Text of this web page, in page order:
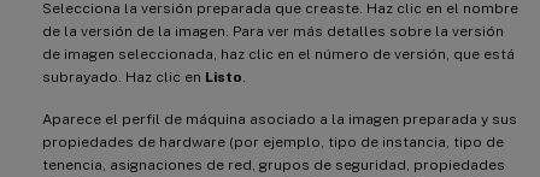
Selecciona la versión preparada que creaste. Haz clic en el nombre
de la versión de la imagen. Para ver más detalles sobre la versión
de imagen seleccionada, haz clic en el número de versión, que está
subrayado. Haz clic en Listo
Aparece el perfil de máquina asociado a la imagen preparada y sus
propiedades de hardware (por ejemplo, tipo de instancia, tipo de
tenencia, asignaciones de red, grupos de seguridad, propiedades